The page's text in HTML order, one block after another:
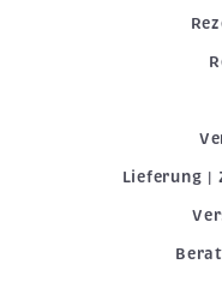
Lieferung |